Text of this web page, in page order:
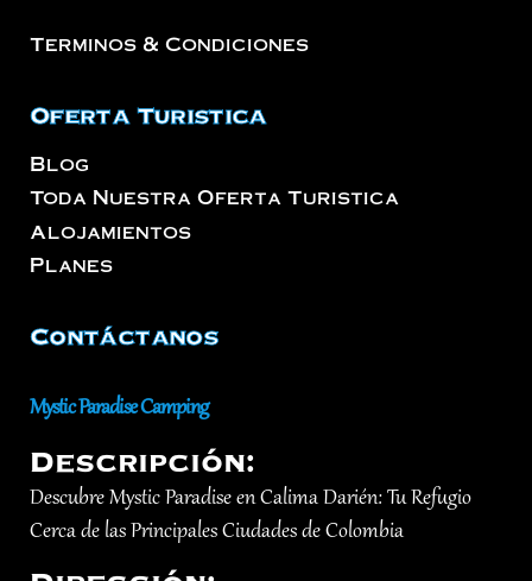
Terminos & Condiciones
Oferta Turistica
Blog
Toda Nuestra Oferta Turistica
Alojamientos
Planes
Contáctanos
Mystic Paradise Camping
Descripción:
Descubre Mystic Paradise en Calima Darién: Tu Refugio
Cerca de las Principales Ciudades de Colombia